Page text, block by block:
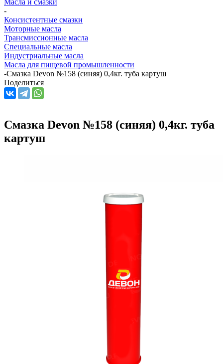
-
Консистентные смазки
Моторные масла
Трансмиссионные масла
Специальные масла
Индустриальные масла
Масла для пищевой промышленности
-Смазка Devon №158 (синяя) 0,4кг. туба картуш
Поделиться
Смазка Devon №158 (синяя) 0,4кг. туба
картуш